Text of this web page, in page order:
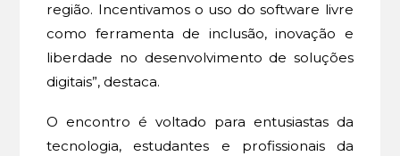
região. Incentivamos o uso do software livre
como ferramenta de inclusão, inovação e
liberdade no desenvolvimento de soluções
digitais”, destaca.
O encontro é voltado para entusiastas da
tecnologia, estudantes e profissionais da